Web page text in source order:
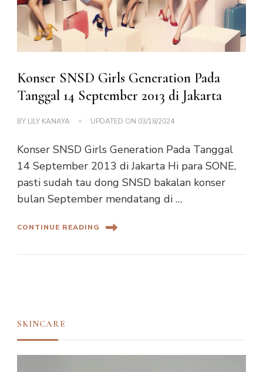
Konser SNSD Girls Generation Pada
Tanggal 14 September 2013 di Jakarta
BY LILY KANAYA UPDATED ON 03/18/2024
Konser SNSD Girls Generation Pada Tanggal
14 September 2013 di Jakarta Hi para SONE,
pasti sudah tau dong SNSD bakalan konser
bulan September mendatang di …
CONTINUE READING
SKINCARE